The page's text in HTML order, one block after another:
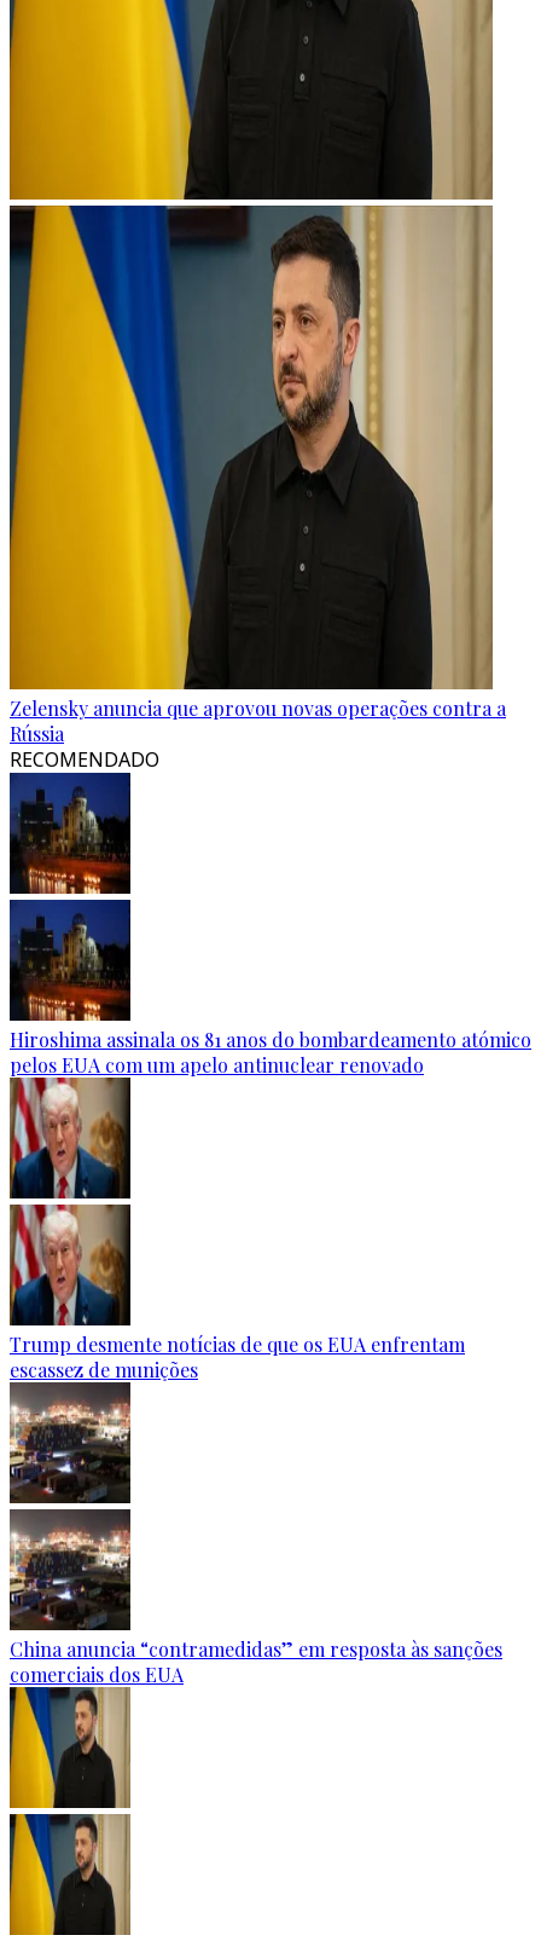
Zelensky anuncia que aprovou novas operações contra a
Rússia
RECOMENDADO
Hiroshima assinala os 81 anos do bombardeamento atómico
pelos EUA com um apelo antinuclear renovado
Trump desmente notícias de que os EUA enfrentam
escassez de munições
China anuncia “contramedidas” em resposta às sanções
comerciais dos EUA